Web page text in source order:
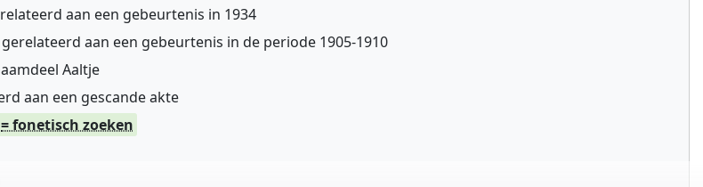
aan een gebeurtenis in 1934
aan een gebeurtenis in de periode 1905-1910
Aaltje
aan een gescande akte
= fonetisch zoeken